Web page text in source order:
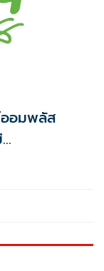
ออมพลัส